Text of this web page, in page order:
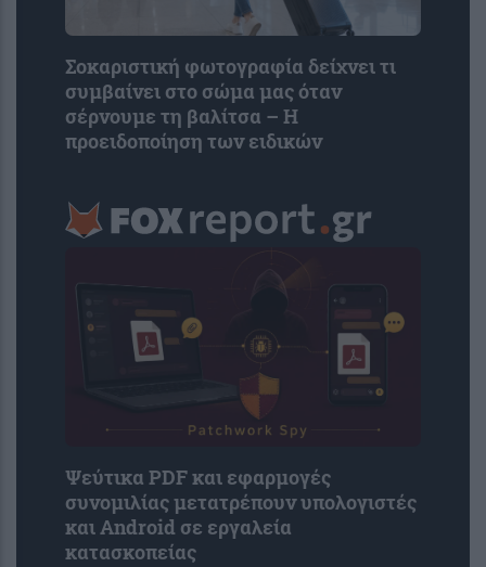
Σοκαριστική φωτογραφία δείχνει τι
συμβαίνει στο σώμα μας όταν
σέρνουμε τη βαλίτσα – Η
προειδοποίηση των ειδικών
Ψεύτικα PDF και εφαρμογές
συνομιλίας μετατρέπουν υπολογιστές
και Android σε εργαλεία
κατασκοπείας